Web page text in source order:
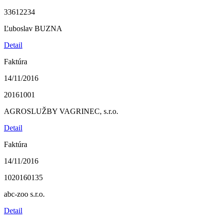
33612234
Ľuboslav BUZNA
Detail
Faktúra
14/11/2016
20161001
AGROSLUŽBY VAGRINEC, s.r.o.
Detail
Faktúra
14/11/2016
1020160135
abc-zoo s.r.o.
Detail